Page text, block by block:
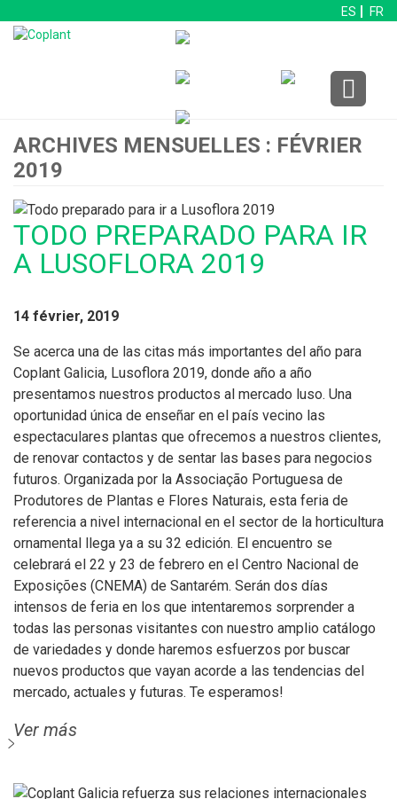
ES FR
ARCHIVES MENSUELLES : FÉVRIER
2019
TODO PREPARADO PARA IR
A LUSOFLORA 2019
14 février, 2019
Se acerca una de las citas más importantes del año para
Coplant Galicia, Lusoflora 2019, donde año a año
presentamos nuestros productos al mercado luso. Una
oportunidad única de enseñar en el país vecino las
espectaculares plantas que ofrecemos a nuestros clientes,
de renovar contactos y de sentar las bases para negocios
futuros. Organizada por la Associação Portuguesa de
Produtores de Plantas e Flores Naturais, esta feria de
referencia a nivel internacional en el sector de la horticultura
ornamental llega ya a su 32 edición. El encuentro se
celebrará el 22 y 23 de febrero en el Centro Nacional de
Exposições (CNEMA) de Santarém. Serán dos días
intensos de feria en los que intentaremos sorprender a
todas las personas visitantes con nuestro amplio catálogo
de variedades y donde haremos esfuerzos por buscar
nuevos productos que vayan acorde a las tendencias del
mercado, actuales y futuras. Te esperamos!
Ver más